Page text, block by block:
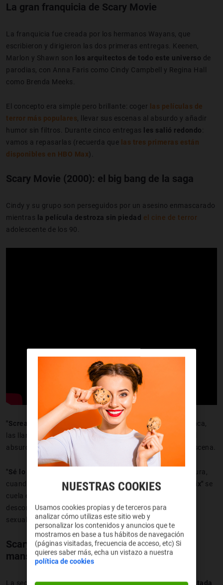
La gran franquicia de Scary Movie
La franquicia fue creada por los hermanos Wayans, que
escribieron y dirigieron las dos primeras entregas. Keenen,
Marlon y Shawn son
los arquitectos de todo este universo de
parodias, con Anna Faris como Cindy Campbell y Regina Hall
como Brenda Meeks.
El concepto era simple pero brillante: coger
las películas de
terror más populares , llevar sus escenas al absurdo y añadir
humor sin filtros. Durante cinco entregas
les salió redondo:
vamos a repasarlas (recuerda que las tres primeras están
disponibles en HBO Max).
Scary Movie (2000): el big bang de la saga
Cindy y su grupo son perseguidos por un asesino enmascarado
mientras
la película destroza sin piedad el cine de terror
adolescente de los 90.
"Scream"
es la referencia principal: el asesino de cara blanca,
las llamadas nocturnas y las reglas del slasher llevadas al
absurdo total. Pero hay mucho más escondido en cada escena.
"Sé lo que hicisteis el último verano"
aparece en la apertura,
cuando el grupo atropella a alguien y lo tira al lago.
"Matrix" se
cuela en el clímax con un bullet time completamente
descontrolado. Y"American Pie"impregna todo el humor
sexual adolescente de la película.
Scary Movie 2 (2001): bienvenidos a la
mansión
La segunda entrega mete al grupo enuna mansión encantada
NUESTRAS COOKIES
Usamos cookies propias y de terceros para
analizar cómo utilizas este sitio web y
personalizar los contenidos y anuncios que te
mostramos en base a tus hábitos de navegación
(páginas visitadas, frecuencia de acceso, etc) Si
quieres saber más, echa un vistazo a nuestra
política de cookies